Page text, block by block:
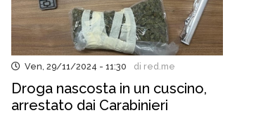
Ven, 29/11/2024 - 11:30 di red.me
Droga nascosta in un cuscino,
arrestato dai Carabinieri